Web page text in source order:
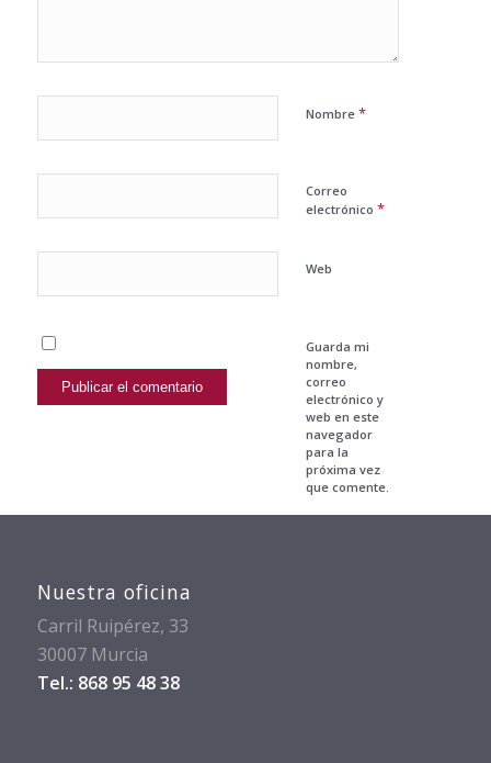
Nombre *
Correo
electrónico *
Web
Guarda mi
nombre,
correo
electrónico y
web en este
navegador
para la
próxima vez
que comente.
Nuestra oficina
Carril Ruipérez, 33
30007 Murcia
Tel.: 868 95 48 38